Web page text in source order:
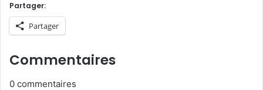
Partager:
Partager
Commentaires
0 commentaires